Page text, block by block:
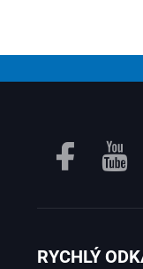
RYCHLÝ